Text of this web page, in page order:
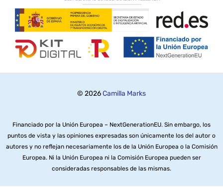
© 2026Camilla Marks
Financiado por la Unión Europea – NextGenerationEU. Sin embargo, los
puntos de vista y las opiniones expresadas son únicamente los del autor o
autores y no reflejan necesariamente los de la Unión Europea o la Comisión
Europea. Ni la Unión Europea ni la Comisión Europea pueden ser
consideradas responsables de las mismas.